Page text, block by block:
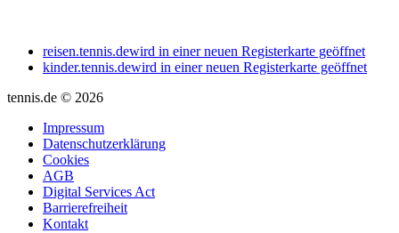
reisen.tennis.dewird in einer neuen Registerkarte geöffnet
kinder.tennis.dewird in einer neuen Registerkarte geöffnet
tennis.de © 2026
Impressum
Datenschutzerklärung
Cookies
AGB
Digital Services Act
Barrierefreiheit
Kontakt